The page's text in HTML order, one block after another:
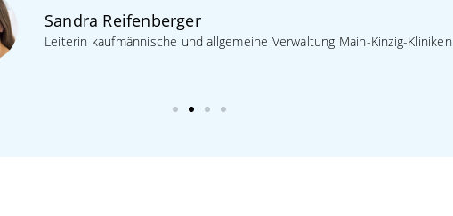
Sandra Reifenberger
Leiterin kaufmännische und allgemeine Verwaltung Main-Kinzig-Kliniken